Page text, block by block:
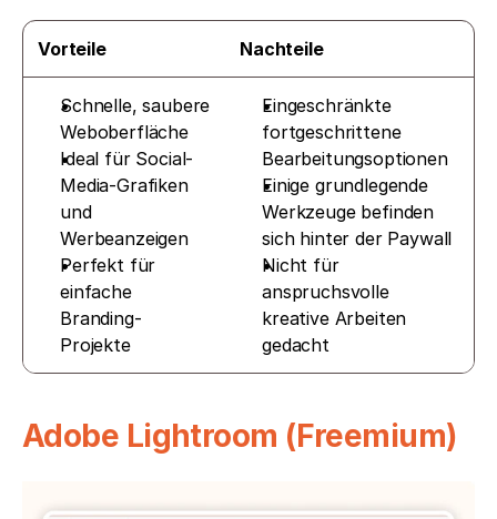
Vorteile Nachteile
Schnelle, saubere
Weboberfläche
Ideal für Social-
Media-Grafiken
und
Werbeanzeigen
Perfekt für
einfache
Branding-
Projekte
Eingeschränkte
fortgeschrittene
Bearbeitungsoptionen
Einige grundlegende
Werkzeuge befinden
sich hinter der Paywall
Nicht für
anspruchsvolle
kreative Arbeiten
gedacht
Adobe Lightroom (Freemium)